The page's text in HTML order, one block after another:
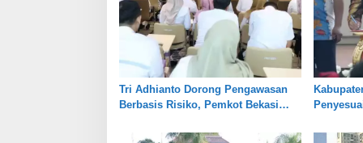
Tri Adhianto Dorong Pengawasan
Berbasis Risiko, Pemkot Bekasi
Pertanian